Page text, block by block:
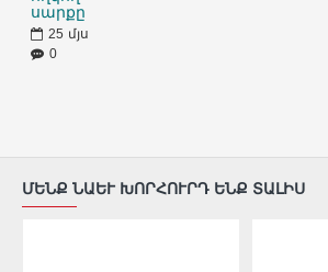
սարքը
25 մյս
0
ՄԵՆՔ ՆԱԵՒ ԽՈՐՀՈՒՐԴ ԵՆՔ ՏԱԼԻՍ